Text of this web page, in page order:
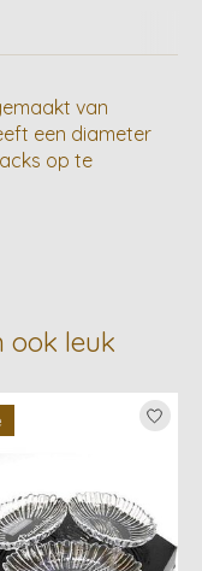
van
een diameter
op te
ook leuk